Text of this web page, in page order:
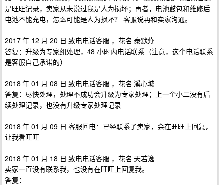
是旺旺记录，卖家从未说过我是人为损坏；再者，电池鼓包和维修后
电池不能充电，怎么可能是人为损坏？ 客服说再和卖家沟通。
2017 年 12 月 20 日 致电电话客服 ，花名 泰默熯
答复：升级为专家组处理，48 小时内电话联系（注意，这个电话联系
是客服自己承诺的）
2018 年 01 月 08 日 致电电话客服 ，花名 溪心城
答复：尽快处理，处理不成功会升级为专家处理；上一个小二没有后
续处理记录，也没有升级专家处理记录
2018 年 01 月 09 日 客服回电：已经联系了卖家，会在旺旺上回复，
让我看旺旺
2018 年 01 月 18 日 致电电话客服 ，花名 天若逸
卖家一直没有联系我，也没有在旺旺上回复我。
答复：